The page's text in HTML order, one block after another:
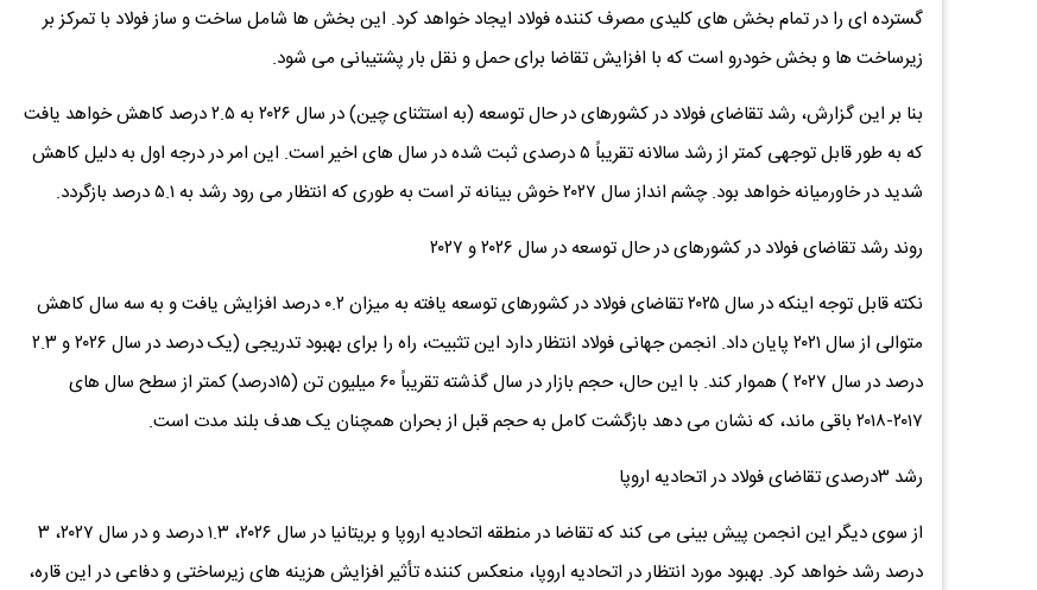
گسترده ‌ای را در تمام بخش‌ های کلیدی مصرف‌ کننده فولاد ایجاد خواهد کرد. این بخش ‌ها شامل ساخت ‌و ساز فولاد با تمرکز بر
زیرساخت‌ ها و بخش خودرو است که با افزایش تقاضا برای حمل ‌و نقل بار پشتیبانی می ‌شود.
بنا بر این گزارش، رشد تقاضای فولاد در کشورهای در حال توسعه (به استثنای چین) در سال ۲۰۲۶ به ۲.۵ درصد کاهش خواهد یافت
که به طور قابل توجهی کمتر از رشد سالانه تقریباً ۵ درصدی ثبت شده در سال‌ های اخیر است. این امر در درجه اول به دلیل کاهش
شدید در خاورمیانه خواهد بود. چشم ‌انداز سال ۲۰۲۷ خوش ‌بینانه ‌تر است به طوری که انتظار می ‌رود رشد به ۵.۱ درصد بازگردد.
روند رشد تقاضای فولاد در کشورهای در حال توسعه در سال ۲۰۲۶ و ۲۰۲۷
نکته قابل توجه اینکه در سال ۲۰۲۵ تقاضای فولاد در کشورهای توسعه ‌یافته به میزان ۰.۲ درصد افزایش یافت و به سه سال کاهش
متوالی از سال ۲۰۲۱ پایان داد. انجمن جهانی فولاد انتظار دارد این تثبیت، راه را برای بهبود تدریجی (یک درصد در سال ۲۰۲۶ و ۲.۳
درصد در سال ۲۰۲۷ ) هموار کند. با این حال، حجم بازار در سال گذشته تقریباً ۶۰ میلیون تن (۱۵درصد) کمتر از سطح سال ‌های
۲۰۱۷-۲۰۱۸ باقی ماند، که نشان می ‌دهد بازگشت کامل به حجم قبل از بحران همچنان یک هدف بلند مدت است.
رشد ۳درصدی تقاضای فولاد در اتحادیه اروپا
از سوی دیگر این انجمن پیش ‌بینی می ‌کند که تقاضا در منطقه اتحادیه اروپا و بریتانیا در سال ۲۰۲۶، ۱.۳ درصد و در سال ۲۰۲۷، ۳
درصد رشد خواهد کرد. بهبود مورد انتظار در اتحادیه اروپا، منعکس کننده تأثیر افزایش هزینه‌ های زیرساختی و دفاعی در این قاره،